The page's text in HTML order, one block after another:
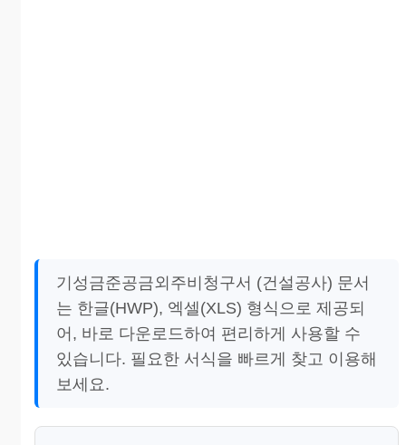
기성금준공금외주비청구서 (건설공사) 문서
는 한글(HWP), 엑셀(XLS) 형식으로 제공되
어, 바로 다운로드하여 편리하게 사용할 수
있습니다. 필요한 서식을 빠르게 찾고 이용해
보세요.